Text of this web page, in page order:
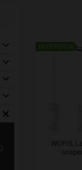
IN OFFERTA!
WOFI5,